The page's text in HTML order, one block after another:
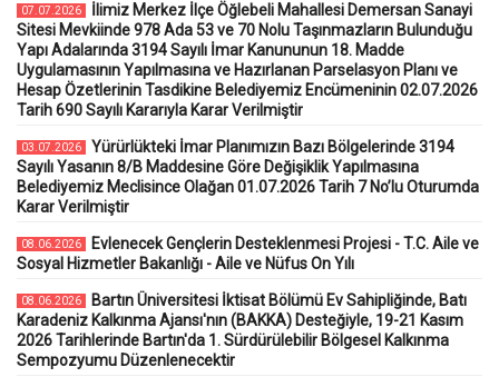
07.07.2026
İlimiz Merkez İlçe Öğlebeli Mahallesi Demersan Sanayi
Sitesi Mevkiinde 978 Ada 53 ve 70 Nolu Taşınmazların Bulunduğu
Yapı Adalarında 3194 Sayılı İmar Kanununun 18. Madde
Uygulamasının Yapılmasına ve Hazırlanan Parselasyon Planı ve
Hesap Özetlerinin Tasdikine Belediyemiz Encümeninin 02.07.2026
Tarih 690 Sayılı Kararıyla Karar Verilmiştir
03.07.2026
Yürürlükteki İmar Planımızın Bazı Bölgelerinde 3194
Sayılı Yasanın 8/B Maddesine Göre Değişiklik Yapılmasına
Belediyemiz Meclisince Olağan 01.07.2026 Tarih 7 No’lu Oturumda
Karar Verilmiştir
08.06.2026
Evlenecek Gençlerin Desteklenmesi Projesi - T.C. Aile ve
Sosyal Hizmetler Bakanlığı - Aile ve Nüfus On Yılı
08.06.2026
Bartın Üniversitesi İktisat Bölümü Ev Sahipliğinde, Batı
Karadeniz Kalkınma Ajansı'nın (BAKKA) Desteğiyle, 19-21 Kasım
2026 Tarihlerinde Bartın'da 1. Sürdürülebilir Bölgesel Kalkınma
Sempozyumu Düzenlenecektir